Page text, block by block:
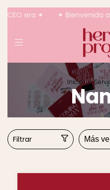
era ✦ ✦ Bienvenida a
Inicio >
Filtrar